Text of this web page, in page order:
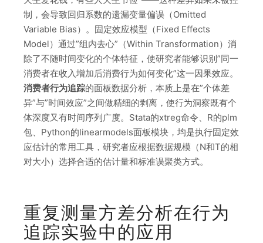
制，会导致回归系数的遗漏变量偏误（Omitted
Variable Bias）。固定效应模型（Fixed Effects
Model）通过”组内去心”（Within Transformation）消
除了不随时间变化的个体特征，使研究者能够识别”同一
消费者在收入增加后消费行为如何变化”这一因果效应。
消费者行为追踪的面板数据分析，本质上是在”个体差
异”与”时间效应”之间做精细的剥离，使行为洞察既有个
体深度又有时间序列广度。Stata的xtreg命令、R的plm
包、Python的linearmodels面板模块，均是执行固定效
应估计的常用工具，研究者应根据数据规模（N和T的相
对大小）选择合适的估计量和标准误聚类方式。
重复测量方差分析在行为
追踪实验中的应用